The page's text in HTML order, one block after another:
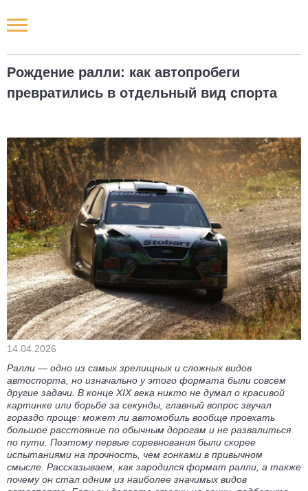
Рождение ралли: как автопробеги
превратились в отдельный вид спорта
14.04.2026
Ралли — одно из самых зрелищных и сложных видов
автоспорта, но изначально у этого формата были совсем
другие задачи. В конце XIX века никто не думал о красивой
картинке или борьбе за секунды, главный вопрос звучал
гораздо проще: может ли автомобиль вообще проехать
большое расстояние по обычным дорогам и не развалиться
по пути. Поэтому первые соревнования были скорее
испытаниями на прочность, чем гонками в привычном
смысле. Рассказываем, как зародился формат ралли, а также
почему он стал одним из наиболее значимых видов
Новости РФ
Наши мероприятия
Статьи